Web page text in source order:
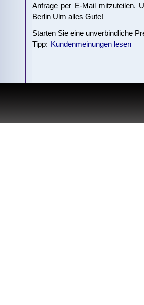
Anfrage per E-Mail mitzuteilen.
Berlin Ulm alles Gute!
Starten Sie eine unverbindliche
Tipp: Kundenmeinungen lesen